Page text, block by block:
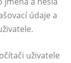
údaje a
uživatele